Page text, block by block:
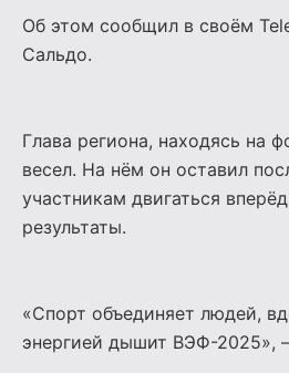
Об этом сообщил в своём
Сальдо.
Глава региона, находясь на
весел. На нём он оставил
участникам двигаться
результаты.
«Спорт объединяет людей,
энергией дышит ВЭФ-2025»,